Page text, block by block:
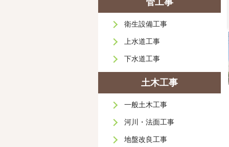
衛生設備工事
上水道工事
下水道工事
土木工事
一般土木工事
河川・法面工事
地盤改良工事